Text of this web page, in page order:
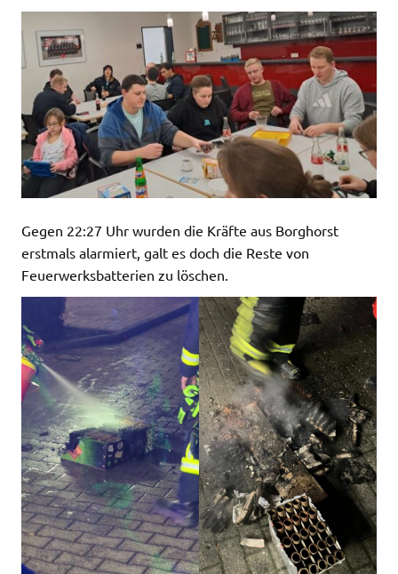
Gegen 22:27 Uhr wurden die Kräfte aus Borghorst
erstmals alarmiert, galt es doch die Reste von
Feuerwerksbatterien zu löschen.